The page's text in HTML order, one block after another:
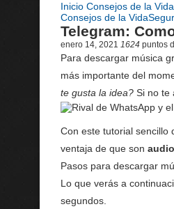
Inicio Consejos de la Vida
Consejos de la Vida
Telegram:
enero 14, 2021 1624 puntos
Para descargar música
más importante del
te gusta la idea? Si no te
Con este tutorial sencillo
ventaja de que son
Pasos para descargar
Lo que verás a
segundos.